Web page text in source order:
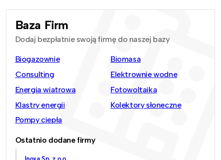
Baza Firm
Dodaj bezpłatnie swoją firmę do naszej bazy
Biogazownie
Biomasa
Consulting
Elektrownie wodne
Energia wiatrowa
Fotowoltaika
Klastry energii
Kolektory słoneczne
Pompy ciepła
Ostatnio dodane firmy